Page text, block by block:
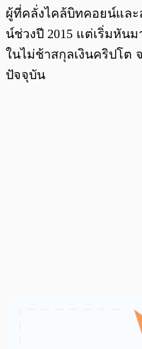
ผู้ที่คลั่งไคล้บิทคอยน์และ
น์ช่วงปี 2015 แต่เริ่มหันม
ในไม่ช้าสกุลเงินคริปโต
ปัจจุบัน